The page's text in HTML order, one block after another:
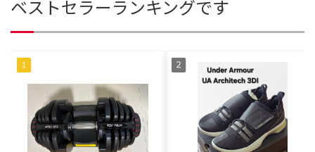
ベストセラーランキングです